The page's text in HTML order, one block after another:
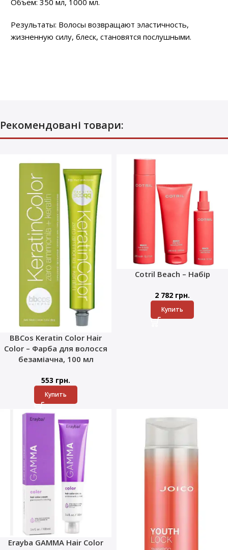
Объем: 350 мл, 1000 мл.
Результаты: Волосы возвращают эластичность,
жизненную силу, блеск, становятся послушными.
Рекомендовані товари:
BBCos Keratin Color Hair
Color – Фарба для волосся
безаміачна, 100 мл
553 грн.
Купить
Cotril Beach – Набір
2 782 грн.
Купить
Erayba GAMMA Hair Color